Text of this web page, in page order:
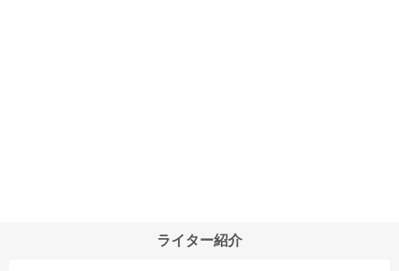
ライター紹介